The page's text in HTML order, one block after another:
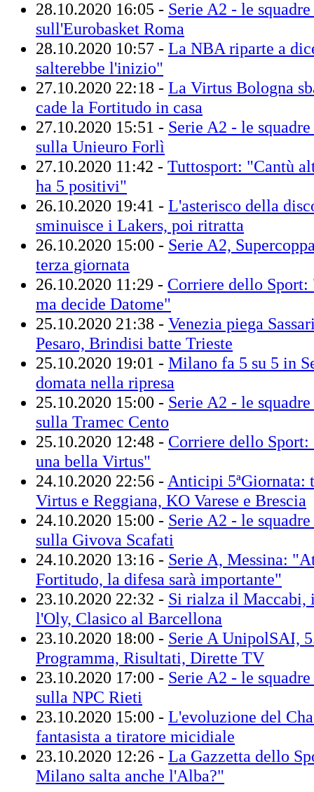
28.10.2020 16:05 - Serie A2 - le
sull'Eurobasket Roma
28.10.2020 10:57 - La NBA riparte a
salterebbe l'inizio"
27.10.2020 22:18 - La Virtus Bologna
cade la Fortitudo in casa
27.10.2020 15:51 - Serie A2 - le
sulla Unieuro Forlì
27.10.2020 11:42 - Tuttosport: "Cantù
ha 5 positivi"
26.10.2020 19:41 - L'asterisco della
sminuisce i Lakers, poi ritratta
26.10.2020 15:00 - Serie A2,
terza giornata
26.10.2020 11:29 - Corriere dello
ma decide Datome"
25.10.2020 21:38 - Venezia piega
Pesaro, Brindisi batte Trieste
25.10.2020 19:01 - Milano fa 5 su 5 in
domata nella ripresa
25.10.2020 15:00 - Serie A2 - le
sulla Tramec Cento
25.10.2020 12:48 - Corriere dello
una bella Virtus"
24.10.2020 22:56 - Anticipi 5ªGiornata:
Virtus e Reggiana, KO Varese e Brescia
24.10.2020 15:00 - Serie A2 - le
sulla Givova Scafati
24.10.2020 13:16 - Serie A, Messina:
Fortitudo, la difesa sarà importante"
23.10.2020 22:32 - Si rialza il Maccabi,
l'Oly, Clasico al Barcellona
23.10.2020 18:00 - Serie A UnipolSAI,
Programma, Risultati, Dirette TV
23.10.2020 17:00 - Serie A2 - le
sulla NPC Rieti
23.10.2020 15:00 - L'evoluzione del
fantasista a tiratore micidiale
23.10.2020 12:26 - La Gazzetta dello
Milano salta anche l'Alba?"